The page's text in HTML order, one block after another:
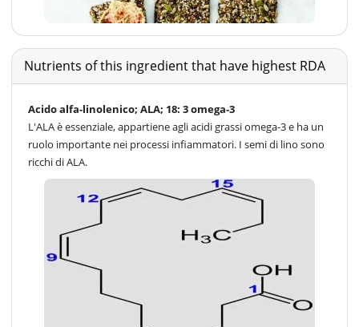
Nutrients of this ingredient that have highest RDA
Acido alfa-linolenico; ALA; 18: 3 omega-3
L'ALA è essenziale, appartiene agli acidi grassi omega-3 e ha un
ruolo importante nei processi infiammatori. I semi di lino sono
ricchi di ALA.